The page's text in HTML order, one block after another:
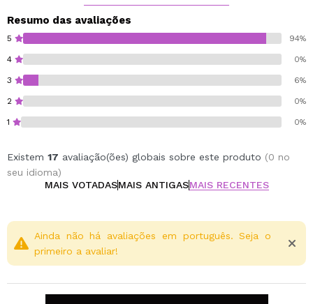
nudes
Resumo das avaliações
5 94%
4 0%
3 6%
2 0%
1 0%
Existem 17 avaliação(ões) globais sobre este produto (0 no
seu idioma)
MAIS VOTADASMAIS ANTIGASMAIS RECENTES
Ainda não há avaliações em português. Seja o
primeiro a avaliar!